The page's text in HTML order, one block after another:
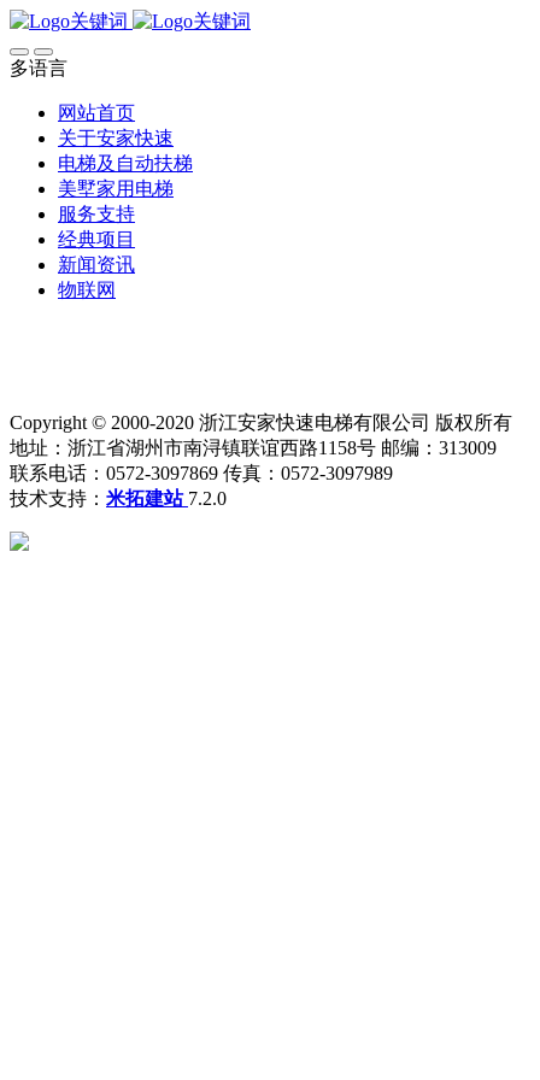
多语言
网站首页
关于安家快速
电梯及自动扶梯
美墅家用电梯
服务支持
经典项目
新闻资讯
物联网
Copyright © 2000-2020 浙江安家快速电梯有限公司 版权所有
地址：浙江省湖州市南浔镇联谊西路1158号 邮编：313009
联系电话：0572-3097869 传真：0572-3097989
技术支持： 米拓建站 7.2.0